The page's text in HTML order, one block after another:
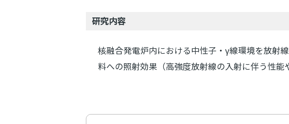
研究内容
核融合発電炉内における中性子・γ線環境を放射
料への照射効果（高強度放射線の入射に伴う性能